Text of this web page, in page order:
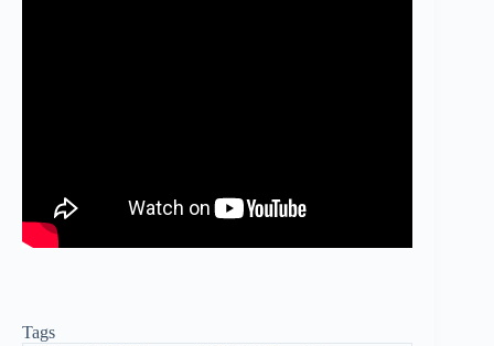
Tags